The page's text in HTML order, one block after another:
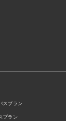
スプラン
プラン